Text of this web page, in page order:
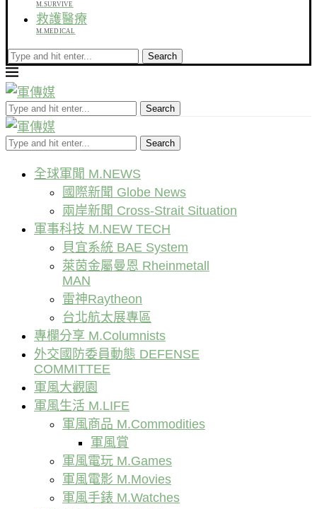
M.SURVIVE
救護醫療
M.MEDICAL
Search
Search
Search
全球軍聞 M.NEWS
國際新聞 Globe News
兩岸新聞 Cross-Strait Situation
軍事科技 M.NEW TECH
貝宜系統 BAE System
萊茵金屬曼恩 Rheinmetall
MAN
雷神Raytheon
台北航太展專區
專欄分享 M.Columnists
外交國防委員動態 DEFENSE
COMMITTEE
軍風大觀園
軍風生活 M.LIFE
軍風商品 M.Commodities
軍風賞
軍風電玩 M.Games
軍風電影 M.Movies
軍風手錶 M.Watches